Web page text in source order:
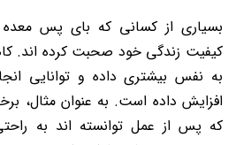
بسیاری از کسانی که بای پس معده
کیفیت زندگی خود صحبت کرده اند.
به نفس بیشتری داده و توانایی
افزایش داده است. به عنوان مثال،
که پس از عمل توانسته اند به